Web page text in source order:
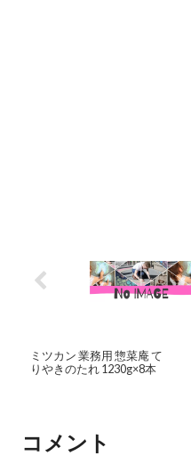
ミツカン 業務用 惣菜庵 て
りやきのたれ 1230g×8本
コメント